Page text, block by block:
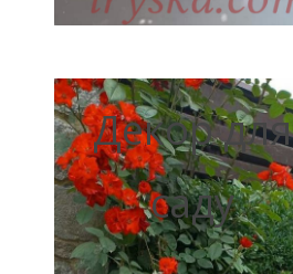
Декор для
саду